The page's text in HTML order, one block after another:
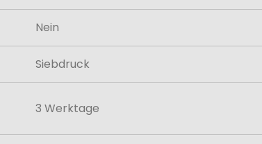
Nein
Siebdruck
3 Werktage